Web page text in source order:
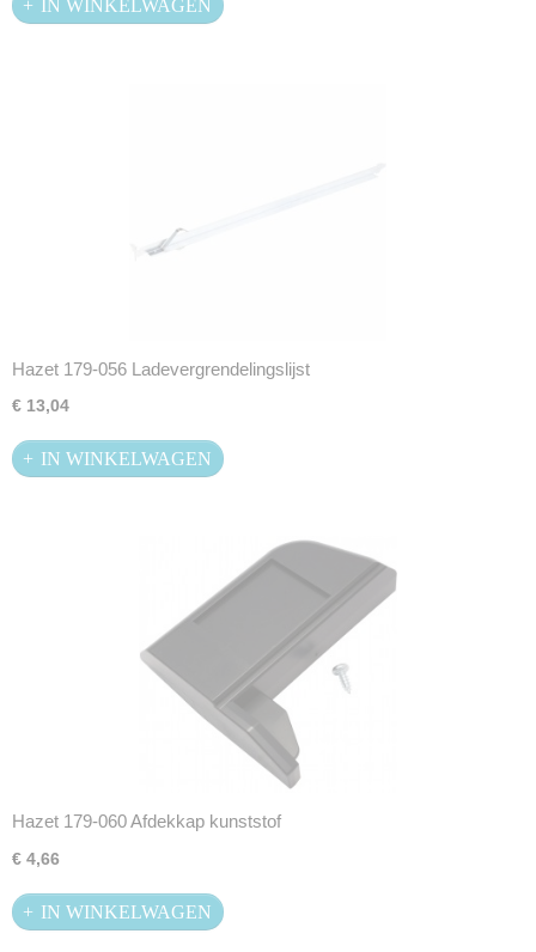
IN WINKELWAGEN
Hazet 179-056 Ladevergrendelingslijst
€ 13,04
IN WINKELWAGEN
Hazet 179-060 Afdekkap kunststof
€ 4,66
IN WINKELWAGEN